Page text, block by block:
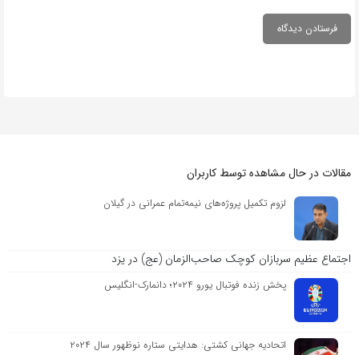
مقالات در حال مشاهده توسط کاربران
لزوم تکمیل پروژه‌های نیمه‌تمام عمرانی در گیلان
اجتماع عظیم سربازان کوچک صاحب‌الزمان (عج) در یزد
پخش زنده فوتبال یورو ۲۰۲۴؛ دانمارک-انگلیس
اتحادیه جهانی کشتی: هدایتی ستاره نوظهور سال ۲۰۲۴